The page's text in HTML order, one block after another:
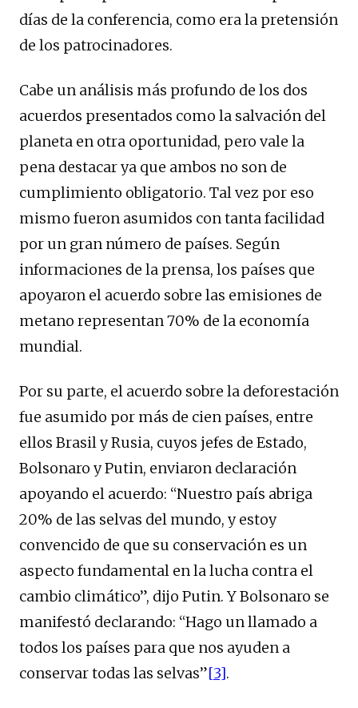
días de la conferencia, como era la pretensión
de los patrocinadores.
Cabe un análisis más profundo de los dos
acuerdos presentados como la salvación del
planeta en otra oportunidad, pero vale la
pena destacar ya que ambos no son de
cumplimiento obligatorio. Tal vez por eso
mismo fueron asumidos con tanta facilidad
por un gran número de países. Según
informaciones de la prensa, los países que
apoyaron el acuerdo sobre las emisiones de
metano representan 70% de la economía
mundial.
Por su parte, el acuerdo sobre la deforestación
fue asumido por más de cien países, entre
ellos Brasil y Rusia, cuyos jefes de Estado,
Bolsonaro y Putin, enviaron declaración
apoyando el acuerdo: “Nuestro país abriga
20% de las selvas del mundo, y estoy
convencido de que su conservación es un
aspecto fundamental en la lucha contra el
cambio climático”, dijo Putin. Y Bolsonaro se
manifestó declarando: “Hago un llamado a
todos los países para que nos ayuden a
conservar todas las selvas”[3].